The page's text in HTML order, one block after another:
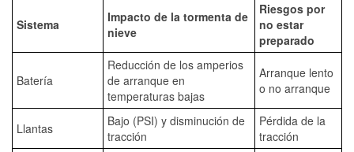
Sistema
Impacto de la tormenta de
nieve
Riesgos por
no estar
preparado
Batería
Reducción de los amperios
de arranque en
temperaturas bajas
Arranque lento
o no arranque
Llantas
Bajo (PSI) y disminución de
tracción
Pérdida de la
tracción